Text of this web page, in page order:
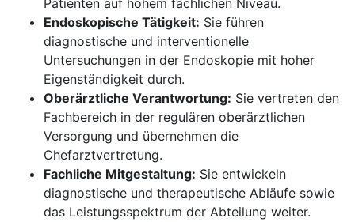
Patienten auf hohem fachlichen Niveau.
Endoskopische Tätigkeit: Sie führen
diagnostische und interventionelle
Untersuchungen in der Endoskopie mit hoher
Eigenständigkeit durch.
Oberärztliche Verantwortung: Sie vertreten den
Fachbereich in der regulären oberärztlichen
Versorgung und übernehmen die
Chefarztvertretung.
Fachliche Mitgestaltung: Sie entwickeln
diagnostische und therapeutische Abläufe sowie
das Leistungsspektrum der Abteilung weiter.